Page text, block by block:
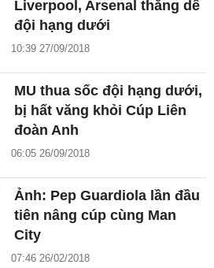
Liverpool, Arsenal thắng dễ
đội hạng dưới
10:39 27/09/2018
MU thua sốc đội hạng dưới,
bị hất văng khỏi Cúp Liên
đoàn Anh
06:05 26/09/2018
Ảnh: Pep Guardiola lần đầu
tiên nâng cúp cùng Man
City
07:46 26/02/2018